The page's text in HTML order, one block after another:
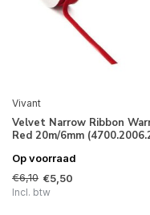
Vivant
Velvet Narrow Ribbon
Red 20m/6mm
Op voorraad
€6,10 €5,50
Incl. btw